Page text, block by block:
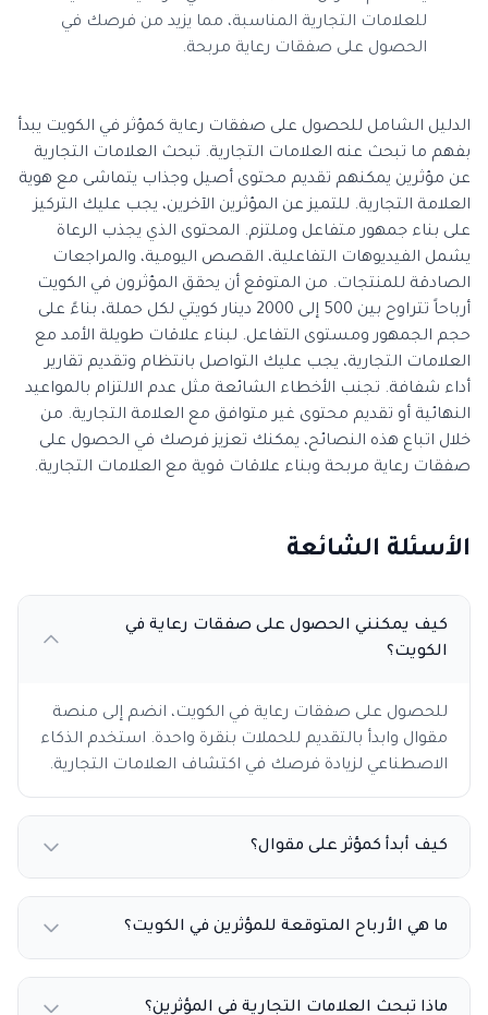
للعلامات التجارية المناسبة، مما يزيد من فرصك في
الحصول على صفقات رعاية مربحة.
الدليل الشامل للحصول على صفقات رعاية كمؤثر في الكويت يبدأ
بفهم ما تبحث عنه العلامات التجارية. تبحث العلامات التجارية
عن مؤثرين يمكنهم تقديم محتوى أصيل وجذاب يتماشى مع هوية
العلامة التجارية. للتميز عن المؤثرين الآخرين، يجب عليك التركيز
على بناء جمهور متفاعل وملتزم. المحتوى الذي يجذب الرعاة
يشمل الفيديوهات التفاعلية، القصص اليومية، والمراجعات
الصادقة للمنتجات. من المتوقع أن يحقق المؤثرون في الكويت
أرباحاً تتراوح بين 500 إلى 2000 دينار كويتي لكل حملة، بناءً على
حجم الجمهور ومستوى التفاعل. لبناء علاقات طويلة الأمد مع
العلامات التجارية، يجب عليك التواصل بانتظام وتقديم تقارير
أداء شفافة. تجنب الأخطاء الشائعة مثل عدم الالتزام بالمواعيد
النهائية أو تقديم محتوى غير متوافق مع العلامة التجارية. من
خلال اتباع هذه النصائح، يمكنك تعزيز فرصك في الحصول على
صفقات رعاية مربحة وبناء علاقات قوية مع العلامات التجارية.
الأسئلة الشائعة
كيف يمكنني الحصول على صفقات رعاية في
الكويت؟
للحصول على صفقات رعاية في الكويت، انضم إلى منصة
مقوال وابدأ بالتقديم للحملات بنقرة واحدة. استخدم الذكاء
الاصطناعي لزيادة فرصك في اكتشاف العلامات التجارية.
كيف أبدأ كمؤثر على مقوال؟
ما هي الأرباح المتوقعة للمؤثرين في الكويت؟
ماذا تبحث العلامات التجارية في المؤثرين؟